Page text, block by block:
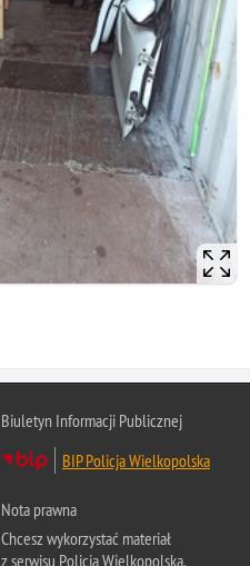
Biuletyn Informacji Publicznej
BIP Policja Wielkopolska
Nota prawna
Chcesz wykorzystać materiał
z serwisu Policja Wielkopolska.